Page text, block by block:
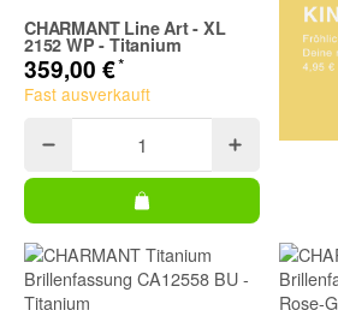
CHARMANT Line Art - XL
2152 WP - Titanium
359,00 €*
Fast ausverkauft